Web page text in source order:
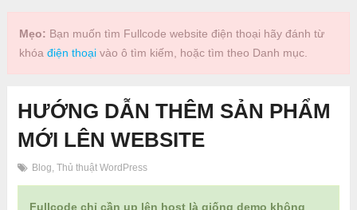
Mẹo: Bạn muốn tìm Fullcode website điện thoại hãy đánh từ
khóa điện thoạivào ô tìm kiếm, hoặc tìm theo Danh mục.
HƯỚNG DẪN THÊM SẢN PHẨM
MỚI LÊN WEBSITE
Blog, Thủ thuật WordPress
Fullcode chỉ cần up lên host là giống demo không